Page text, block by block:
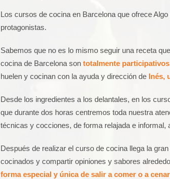
Los cursos de cocina en Barcelona que ofrece
protagonistas.
Sabemos que no es lo mismo seguir una receta
cocina de Barcelona son totalmente participativos
huelen y cocinan con la ayuda y dirección de Inés,
Desde los ingredientes a los delantales, en los
que durante dos horas centremos toda nuestra
técnicas y cocciones, de forma relajada e informal,
Después de realizar el curso de cocina llega la
cocinados y compartir opiniones y sabores
forma especial y única de salir a comer o a cenar